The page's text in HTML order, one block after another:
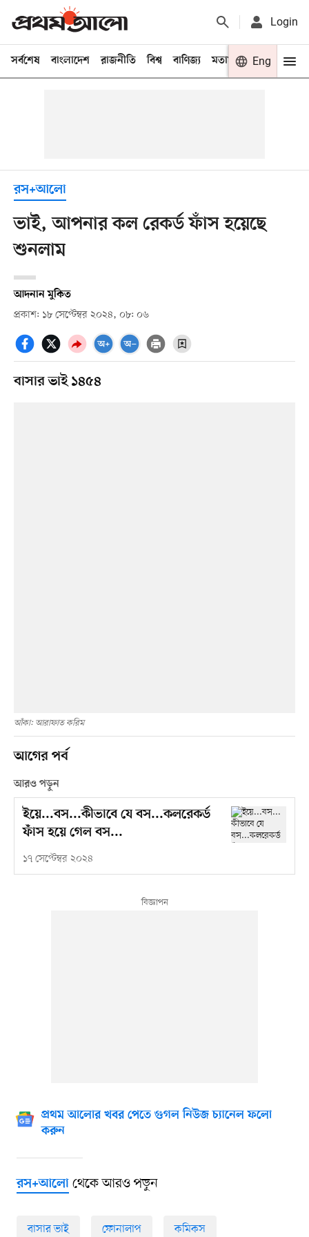
Login
সর্বশেষ বাংলাদেশ রাজনীতি বিশ্ব বাণিজ্য মতামত খেলা
Eng
রস+আলো
ভাই, আপনার কল রেকর্ড ফাঁস হয়েছে
শুনলাম
আদনান মুকিত
প্রকাশ: ১৮ সেপ্টেম্বর ২০২৪, ০৮: ০৬
বাসার ভাই ১৪৫৪
আঁকা: আরাফাত করিম
আগের পর্ব
আরও পড়ুন
ইয়ে...বস...কীভাবে যে বস...কলরেকর্ড
ফাঁস হয়ে গেল বস...
১৭ সেপ্টেম্বর ২০২৪
প্রথম আলোর খবর পেতে গুগল নিউজ চ্যানেল ফলো
করুন
রস+আলোথেকে আরও পড়ুন
বাসার ভাই ফোনালাপ কমিকস